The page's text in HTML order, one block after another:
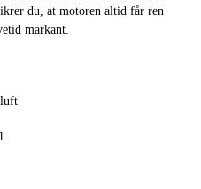
du, at motoren altid får ren
markant.